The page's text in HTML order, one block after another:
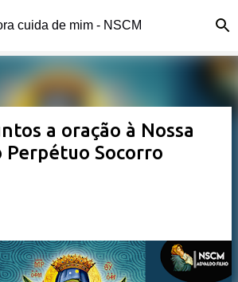
para o conteúdo principal
cuida de mim - NSCM
a oração à Nossa
Perpétuo Socorro